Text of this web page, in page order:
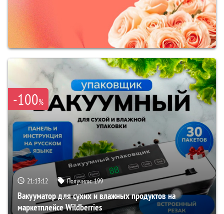
-100%
21:13:10 Получили:199
Вакууматор для сухих и влажных продуктов на
маркетплейсе Wildberries